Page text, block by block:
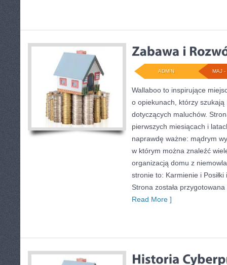
MAJ -
ADMIN
Wallaboo to inspirujące
o opiekunach, którzy
dotyczących maluchów.
pierwszych miesiącach i
naprawdę ważne: mądrym
w którym można znaleźć
organizacją domu z
stronie to: Karmienie i
Strona została
Read More ]